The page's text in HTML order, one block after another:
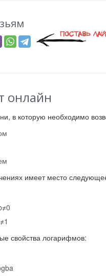
онлайн
в которую необходимо
имеет место
свойства логарифмов: